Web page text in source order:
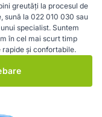
greutăți la procesul de
sună la 022 010 030 sau
specialist. Suntem
în cel mai scurt timp
și confortabile.